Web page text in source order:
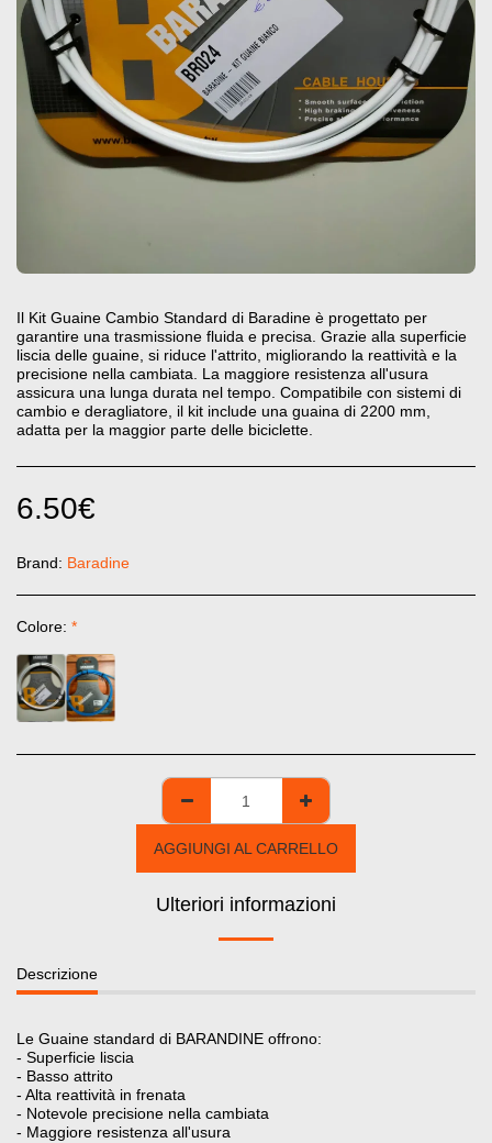
Il Kit Guaine Cambio Standard di Baradine è progettato per
garantire una trasmissione fluida e precisa. Grazie alla superficie
liscia delle guaine, si riduce l'attrito, migliorando la reattività e la
precisione nella cambiata. La maggiore resistenza all'usura
assicura una lunga durata nel tempo. Compatibile con sistemi di
cambio e deragliatore, il kit include una guaina di 2200 mm,
adatta per la maggior parte delle biciclette.
6.50€
Brand: Baradine
Colore: *
AGGIUNGI AL CARRELLO
Ulteriori informazioni
Descrizione
Le Guaine standard di BARANDINE offrono:
- Superficie liscia
- Basso attrito
- Alta reattività in frenata
- Notevole precisione nella cambiata
- Maggiore resistenza all'usura